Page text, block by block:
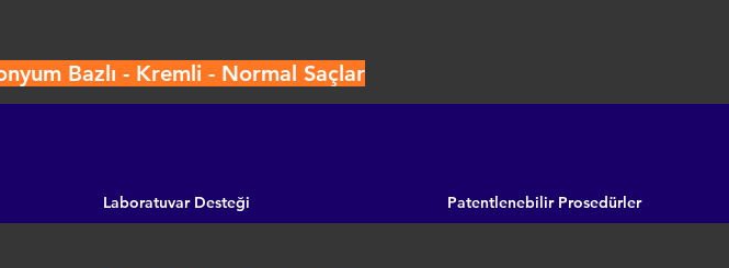
Bazlı - Kremli - Normal Saçlar
Laboratuvar Desteği Patentlenebilir Prosedürler